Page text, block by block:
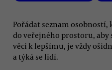
Pořádat seznam
do veřejného prostoru,
věci k lepšímu, je vždy
a týká se lidí.